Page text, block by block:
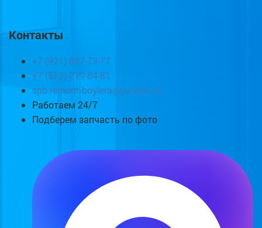
Контакты
+7 (921) 807-73-77
+7 (812) 219-84-81
spb.remont-boylera@yandex.ru
Работаем 24/7
Подберем запчасть по фото